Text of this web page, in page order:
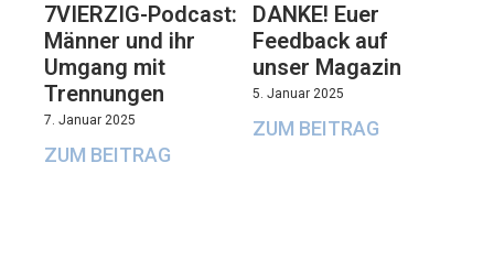
7VIERZIG-Podcast:
Männer und ihr
Umgang mit
Trennungen
7. Januar 2025
ZUM BEITRAG
DANKE! Euer
Feedback auf
unser Magazin
5. Januar 2025
ZUM BEITRAG